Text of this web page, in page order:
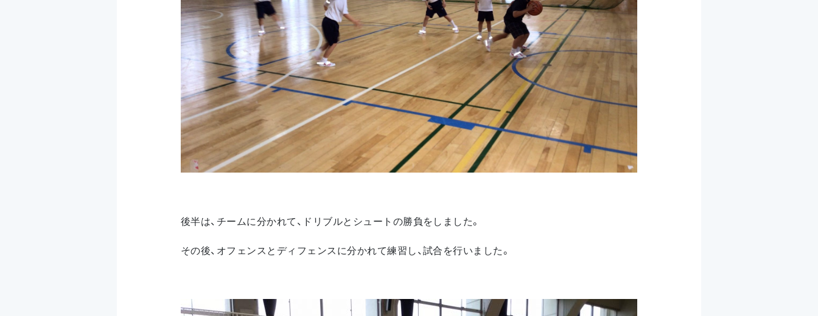
後半は、チームに分かれて、ドリブルとシュートの勝負をしました。
その後、オフェンスとディフェンスに分かれて練習し、試合を行いました。